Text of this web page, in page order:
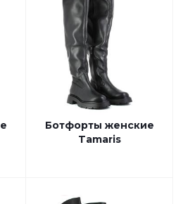
Ботфорты женские
Tamaris